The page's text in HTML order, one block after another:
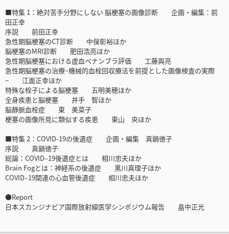
■特集 1：絶対苦手分野にしない 脳梗塞の画像診断 企画・編集：前
田正幸
序説 前田正幸
急性期脳梗塞のCT診断 中俣彰裕ほか
脳梗塞のMRI診断 肥田浩亮ほか
急性期脳梗塞における虚血ペナンブラ評価 工藤與亮
急性期脳梗塞の治療−機械的血栓回収療法を前提とした画像検査の実際
− 江面正幸ほか
特殊な栓子による脳梗塞 五明美穂ほか
全身疾患と脳梗塞 井手 智ほか
脳静脈血栓症 東 美菜子
梗塞の画像所見に類似する疾患 東山 央ほか
■特集 2：COVID-19の後遺症 企画・編集 真鍋徳子
序説 真鍋徳子
総論：COVID–19後遺症とは 相川忠夫ほか
Brain Fogとは：神経系の後遺症 黒川真理子ほか
COVID–19関連の心血管後遺症 相川忠夫ほか
●Report
日本スカンジナビア国際放射線医学シンポジウム報告 畠中正光